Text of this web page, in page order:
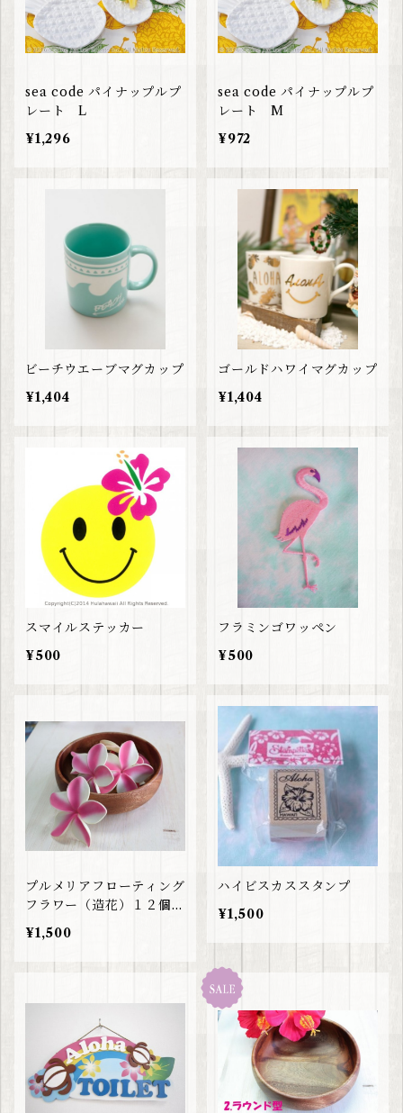
sea code パイナップルプ
レート L
¥1,296
sea code パイナップルプ
レート M
¥972
ビーチウエーブマグカップ
¥1,404
ゴールドハワイマグカップ
¥1,404
スマイルステッカー
¥500
フラミンゴワッペン
¥500
プルメリアフローティング
フラワー（造花）１２個セ
ット
¥1,500
ハイビスカススタンプ
¥1,500